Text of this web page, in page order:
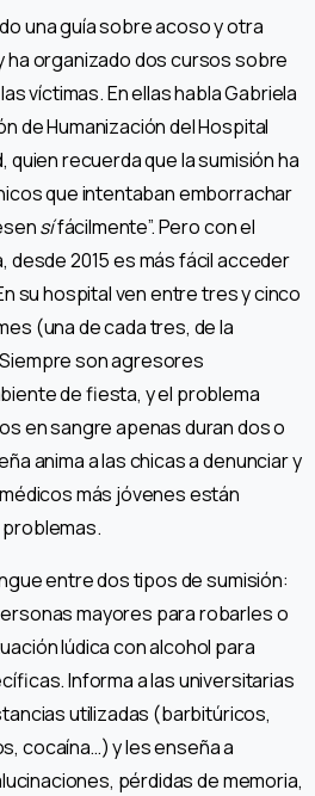
una guía sobre acoso y otra
ha organizado dos cursos sobre
víctimas. En ellas habla Gabriela
de Humanización del Hospital
quien recuerda que la sumisión ha
que intentaban emborrachar
sífácilmente”. Pero con el
desde 2015 es más fácil acceder
su hospital ven entre tres y cinco
(una de cada tres, de la
son agresores
de fiesta, y el problema
en sangre apenas duran dos o
anima a las chicas a denunciar y
más jóvenes están
entre dos tipos de sumisión:
mayores para robarles o
lúdica con alcohol para
Informa a las universitarias
utilizadas (barbitúricos,
cocaína…) y les enseña a
pérdidas de memoria,